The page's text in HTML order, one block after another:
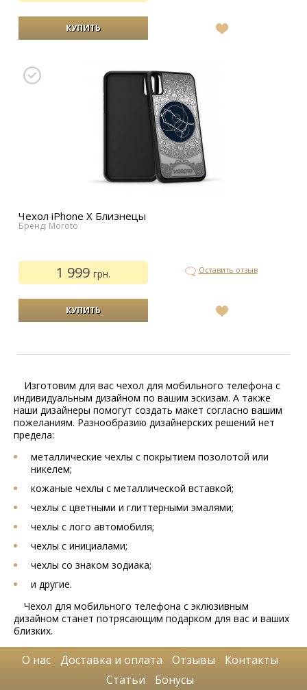
Чехол iPhone Х Близнецы
Бренд: Moroto
1 999грн. Оставить отзыв
Изготовим для вас чехол для мобильного телефона с
индивидуальным дизайном по вашим эскизам. А также
наши дизайнеры помогут создать макет согласно вашим
пожеланиям. Разнообразию дизайнерских решений нет
предела:
металлические чехлы с покрытием позолотой или
никелем;
кожаные чехлы с металлической вставкой;
чехлы с цветными и глиттерными эмалями;
чехлы с лого автомобиля;
чехлы с инициалами;
чехлы со знаком зодиака;
и другие.
Чехол для мобильного телефона с эклюзивным
дизайном станет потрясающим подарком для вас и ваших
близких.
О нас Доставка и оплата Отзывы
Контакты
Статьи
Бонусы